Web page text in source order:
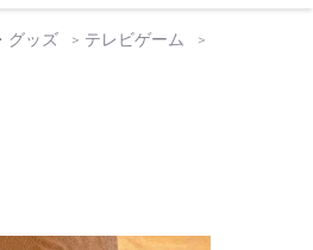
グッズ
テレビゲーム